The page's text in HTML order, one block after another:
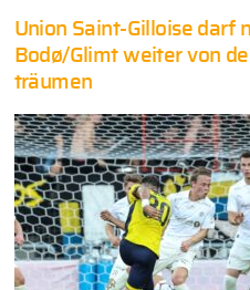
Union Saint-Gilloise darf
Bodø/Glimt weiter von
träumen